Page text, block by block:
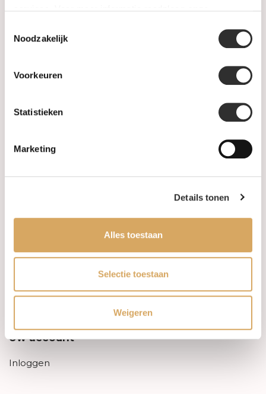
Noodzakelijk
Voorkeuren
Statistieken
Marketing
Details tonen
Alles toestaan
Selectie toestaan
Weigeren
Informatie
Leveringsvoorwaarden
Privacy Policy
Uw account
Inloggen